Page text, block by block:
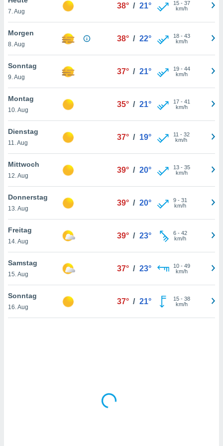
oder
Partner
es uns
das
der
Profil zu
Ihnen
finden
. Sie
jederzeit
Rand
7. Aug
38° / 21° 15- 37
km/h
Morgen
8. Aug
38° / 22° 18- 43
km/h
Sonntag
9. Aug
37° / 21° 19- 44
km/h
Montag
10. Aug
35° / 21° 17- 41
km/h
Dienstag
11. Aug
37° / 19° 11 - 32
km/h
Mittwoch
12. Aug
39° / 20° 13- 35
km/h
Donnerstag
13. Aug
39° / 20° 9- 31
km/h
Freitag
14. Aug
39° / 23° 6- 42
km/h
Samstag
15. Aug
37° / 23° 10- 49
km/h
Sonntag
16. Aug
37° / 21° 15- 38
km/h